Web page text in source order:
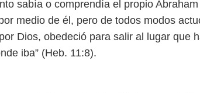
sabía o comprendía el propio Abraham
medio de él, pero de todos modos
Dios, obedeció para salir al lugar que
iba” (Heb. 11:8).